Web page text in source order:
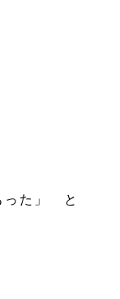
った」 と